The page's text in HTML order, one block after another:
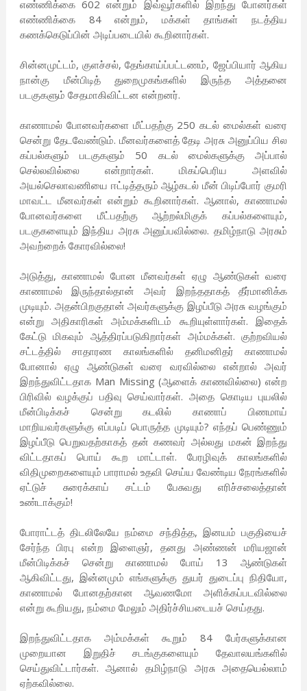
எண்ணிக்கை 602 என்றும் இவ்வூர்களில் இறந்து போனர்கள்
எண்ணிக்கை 84 என்றும், மக்கள் தாங்கள் நடத்திய
கணக்கெடுப்பின் அடிப்படையில் கூறினார்கள்.
சின்னமுட்டம், குளச்சல், தேங்காய்ப்பட்டணம், ஜேப்பியார் ஆகிய
நான்கு மீன்பிடித் துறைமுகங்களில் இருந்த அத்தனை
படகுகளும் சேதமாகிவிட்டன என்றனர்.
காணாமல் போனவர்களை மீட்பதற்கு 250 கடல் மைல்கள் வரை
சென்று தேடவேண்டும். மீனவர்களைத் தேடி அரசு அனுப்பிய சில
கப்பல்களும் படகுகளும் 50 கடல் மைல்களுக்கு அப்பால்
செல்லவில்லை என்றார்கள். மிகப்பெரிய அளவில்
அயல்செலாவணியை ஈட்டித்தரும் ஆழ்கடல் மீன் பிடிப்போர் குமரி
மாவட்ட மீனவர்கள் என்றும் கூறினார்கள். ஆனால், காணாமல்
போனவர்களை மீட்பதற்கு ஆற்றல்மிகுக் கப்பல்களையும்,
படகுகளையும் இந்திய அரசு அனுப்பவில்லை. தமிழ்நாடு அரசும்
அவற்றைக் கோரவில்லை!
அடுத்து, காணாமல் போன மீனவர்கள் ஏழு ஆண்டுகள் வரை
காணாமல் இருந்தால்தான் அவர் இறந்ததாகத் தீர்மானிக்க
முடியும். அதன்பிறகுதான் அவர்களுக்கு இழப்பீடு அரசு வழங்கும்
என்று அதிகாரிகள் அம்மக்களிடம் கூறியுள்ளார்கள். இதைக்
கேட்டு மிகவும் ஆத்திரப்படுகிறார்கள் அம்மக்கள். குற்றவியல்
சட்டத்தில் சாதாரண காலங்களில் தனிமனிதர் காணாமல்
போனால் ஏழு ஆண்டுகள் வரை வரவில்லை என்றால் அவர்
இறந்துவிட்டதாக Man Missing (ஆளைக் காணவில்லை) என்ற
பிரிவில் வழக்குப் பதிவு செய்வார்கள். அதை கொடிய புயலில்
மீன்பிடிக்கச் சென்று கடலில் காணாப் பிணமாய்
மாறியவர்களுக்கு எப்படிப் பொருத்த முடியும்? எந்தப் பெண்ணும்
இழப்பீடு பெறுவதற்காகத் தன் கணவர் அல்லது மகன் இறந்து
விட்டதாகப் பொய் கூற மாட்டாள். பேரழிவுக் காலங்களில்
விதிமுறைகளையும் பாராமல் உதவி செய்ய வேண்டிய நேரங்களில்
ஏட்டுச் சுரைக்காய் சட்டம் பேசுவது எரிச்சலைத்தான்
உண்டாக்கும்!
போராட்டத் திடலிலேயே நம்மை சந்தித்த, இனயம் பகுதியைச்
சேர்ந்த பிரபு என்ற இளைஞர், தனது அண்ணன் மரியஜான்
மீன்பிடிக்கச் சென்று காணாமல் போய் 13 ஆண்டுகள்
ஆகிவிட்டது, இன்னமும் எங்களுக்கு துயர் துடைப்பு நிதியோ,
காணாமல் போனதற்கான ஆவணமோ அளிக்கப்படவில்லை
என்று கூறியது, நம்மை மேலும் அதிர்ச்சியடையச் செய்தது.
இறந்துவிட்டதாக அம்மக்கள் கூறும் 84 பேர்களுக்கான
முறையான இறுதிச் சடங்குகளையும் தேவாலயங்களில்
செய்துவிட்டார்கள். ஆனால் தமிழ்நாடு அரசு அதையெல்லாம்
ஏற்கவில்லை.